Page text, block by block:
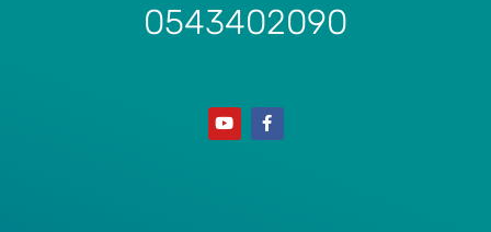
0543402090